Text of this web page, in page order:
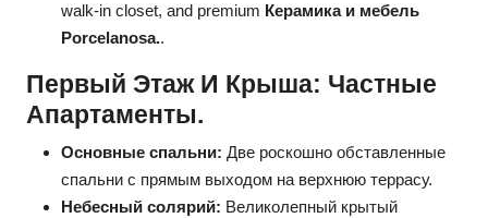
walk-in closet, and premium Керамика и мебель
Porcelanosa..
Первый Этаж И Крыша: Частные
Апартаменты.
Основные спальни: Две роскошно обставленные
спальни с прямым выходом на верхнюю террасу.
Небесный солярий: Великолепный крытый